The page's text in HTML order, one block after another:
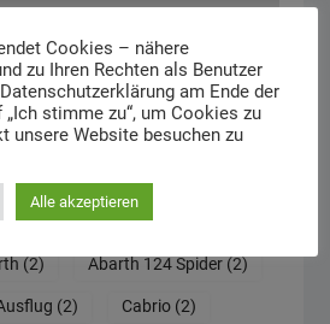
100 Jahre Mazda
(4) 2018(2)
(2) Abarth 124 Spider(2)
(2) Cabrio(2)
Cookies – nähere
zu Ihren Rechten als Benutzer
am Ende der
stimme zu“, um Cookies zu
unsere Website besuchen zu
Alle akzeptieren